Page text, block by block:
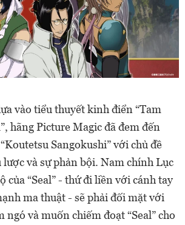
vào tiểu thuyết kinh điển “Tam
hãng Picture Magic đã đem đến
Sangokushi” với chủ đề
và sự phản bội. Nam chính Lục
của “Seal” - thứ đi liền với cánh tay
ma thuật - sẽ phải đối mặt với
ngó và muốn chiếm đoạt “Seal” cho